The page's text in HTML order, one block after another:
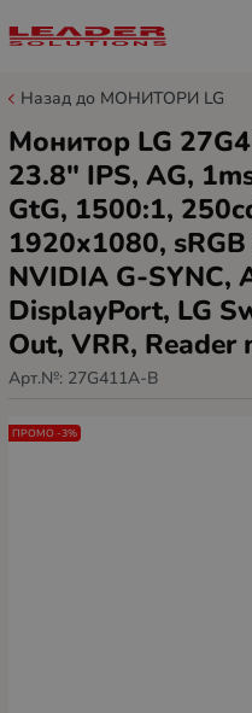
Назад до МОНИТОРИ LG
Монитор LG
23.8" IPS, AG,
GtG, 1500:1,
1920x1080,
NVIDIA G-SYNC,
DisplayPort, LG
Out, VRR,
Арт.№: 27G411A-B
ПРОМО -3%